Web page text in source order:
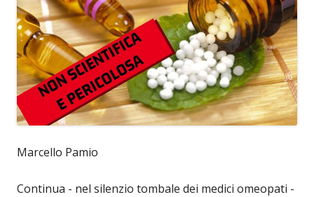
Marcello Pamio
Continua - nel silenzio tombale dei medici omeopati -